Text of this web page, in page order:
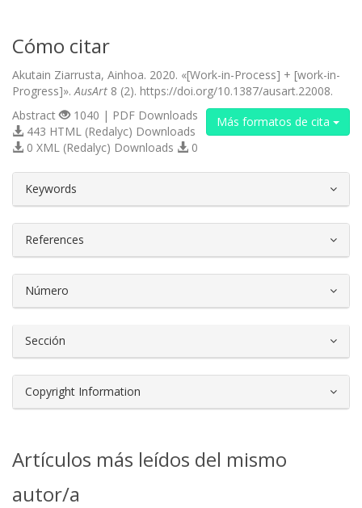
Cómo citar
Akutain Ziarrusta, Ainhoa. 2020. «[Work-in-Process] + [work-in-
Progress]». AusArt 8 (2). https://doi.org/10.1387/ausart.22008.
Más formatos de cita
Abstract
1040 | PDF Downloads
443 HTML (Redalyc) Downloads
0 XML (Redalyc) Downloads
0
Keywords
References
Número
Sección
Copyright Information
Artículos más leídos del mismo
autor/a